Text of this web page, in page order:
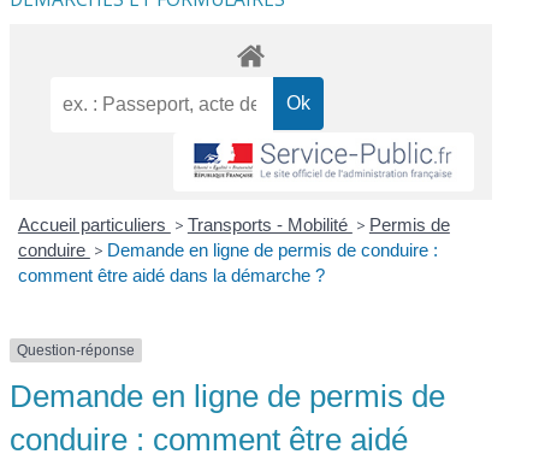
Accueil particuliers > Transports - Mobilité > Permis de
conduire > Demande en ligne de permis de conduire :
comment être aidé dans la démarche ?
Question-réponse
Demande en ligne de permis de
conduire : comment être aidé